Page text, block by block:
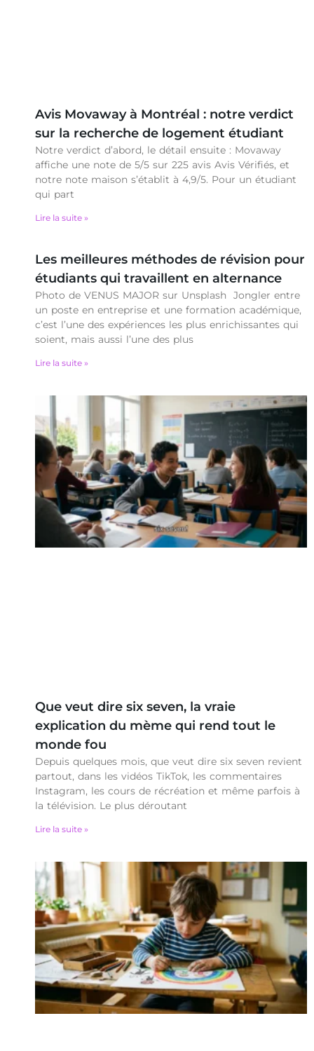
Avis Movaway à Montréal : notre verdict
sur la recherche de logement étudiant
Notre verdict d’abord, le détail ensuite : Movaway
affiche une note de 5/5 sur 225 avis Avis Vérifiés, et
notre note maison s’établit à 4,9/5. Pour un étudiant
qui part
Lire la suite »
Les meilleures méthodes de révision pour
étudiants qui travaillent en alternance
Photo de VENUS MAJOR sur Unsplash Jongler entre
un poste en entreprise et une formation académique,
c’est l’une des expériences les plus enrichissantes qui
soient, mais aussi l’une des plus
Lire la suite »
Que veut dire six seven, la vraie
explication du mème qui rend tout le
monde fou
Depuis quelques mois, que veut dire six seven revient
partout, dans les vidéos TikTok, les commentaires
Instagram, les cours de récréation et même parfois à
la télévision. Le plus déroutant
Lire la suite »